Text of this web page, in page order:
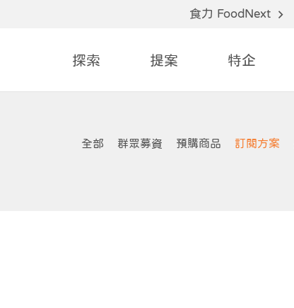
食力 FoodNext
探索 提案 特企
全部 群眾募資 預購商品 訂閱方案